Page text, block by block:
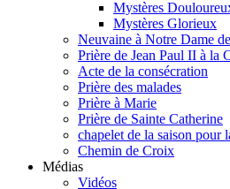
Mystères
Mystères Glorieux
Neuvaine à Notre Dame
Prière de Jean Paul II à la
Acte de la consécration
Prière des malades
Prière à Marie
Prière de Sainte Catherine
chapelet de la saison pour
Chemin de Croix
Médias
Vidéos